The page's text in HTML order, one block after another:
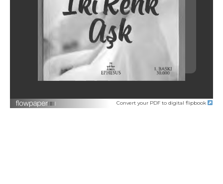
Convert your PDF to digital flipbook